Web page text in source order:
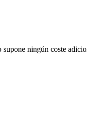
ningún coste